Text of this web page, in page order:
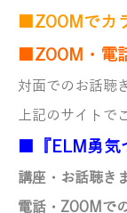
■ZOOMでカ
■ZOOM・電
対面でのお話聴
上記のサイトで
■『ELM勇気
講座・お話聴き
電話・ZOOMで